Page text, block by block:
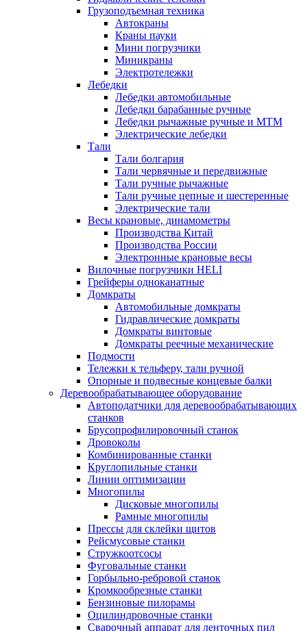
Грузоподъемная техника
Автокраны
Краны пауки
Мини погрузчики
Миникраны
Электротележки
Лебедки
Лебедки автомобильные
Лебедки барабанные ручные
Лебедки рычажные ручные и МТМ
Электрические лебедки
Тали
Тали болгария
Тали червячные и передвижные
Тали ручные рычажные
Тали ручные цепные и шестеренные
Электрические тали
Весы крановые, динамометры
Производства Китай
Производства России
Электронные крановые весы
Вилочные погрузчики HELI
Грейферы одноканатные
Домкраты
Автомобильные домкраты
Гидравлические домкраты
Домкраты винтовые
Домкраты реечные механические
Подмости
Тележки к тельферу, тали ручной
Опорные и подвесные концевые балки
Деревообрабатывающее оборудование
Автоподатчики для деревообрабатывающих
станков
Брусопрофилировочный станок
Дровоколы
Комбинированные станки
Круглопильные станки
Линии оптимизации
Многопилы
Дисковые многопилы
Рамные многопилы
Прессы для склейки щитов
Рейсмусовые станки
Стружкоотсосы
Фуговальные станки
Горбыльно-ребровой станок
Кромкообрезные станки
Бензиновые пилорамы
Оцилиндровочные станки
Сварочный аппарат для ленточных пил